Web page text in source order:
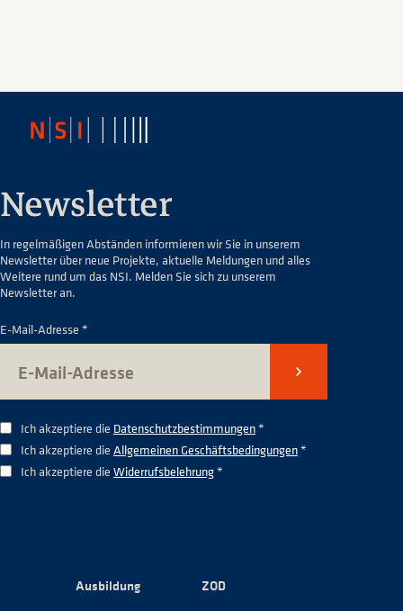
Newsletter
In regelmäßigen Abständen informieren wir Sie in unserem
Newsletter über neue Projekte, aktuelle Meldungen und alles
Weitere rund um das NSI. Melden Sie sich zu unserem
Newsletter an.
E-Mail-Adresse *
Senden
Ich akzeptiere die Datenschutzbestimmungen*
Ich akzeptiere die Allgemeinen Geschäftsbedingungen*
Ich akzeptiere die Widerrufsbelehrung*
Ausbildung ZOD